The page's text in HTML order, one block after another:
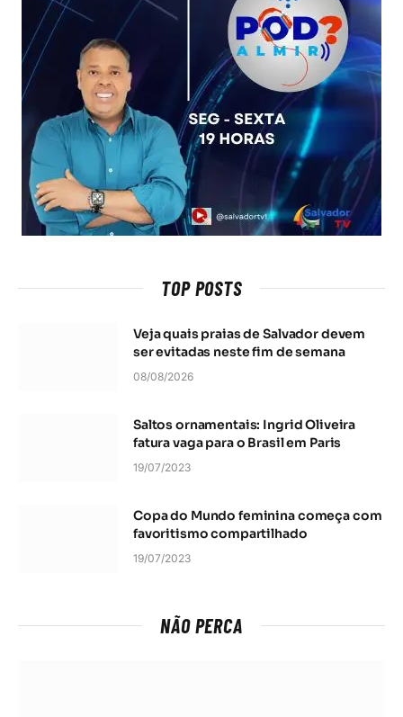
TOP POSTS
Veja quais praias de Salvador devem
ser evitadas neste fim de semana
08/08/2026
Saltos ornamentais: Ingrid Oliveira
fatura vaga para o Brasil em Paris
19/07/2023
Copa do Mundo feminina começa com
favoritismo compartilhado
19/07/2023
NÃO PERCA